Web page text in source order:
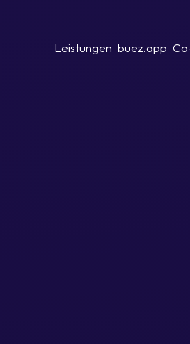
Leistungen buez.app